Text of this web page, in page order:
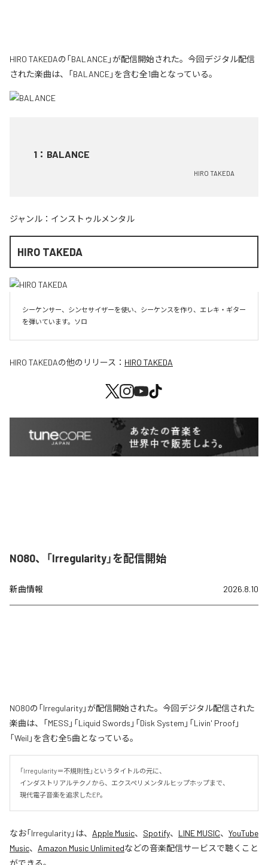
HIRO TAKEDAの「BALANCE」が配信開始された。今回デジタル配信
された楽曲は、「BALANCE」を含む全1曲となっている。
1 ： BALANCE
HIRO TAKEDA
ジャンル： インストゥルメンタル
HIRO TAKEDA
シーケンサー、シンセサイザーを使い、シーケンスを作り、エレキ・ギター
を弾いています。ソロ
HIRO TAKEDAの他のリリース： HIRO TAKEDA
NO80、「Irregularity」を配信開始
新曲情報 2026.8.10
NO80の「Irregularity」が配信開始された。今回デジタル配信された
楽曲は、「MESS」「Liquid Swords」「Disk System」「Livin' Proof」
「Weil」を含む全5曲となっている。
「Irregularity＝不規則性」というタイトルの元に、
インダストリアルテクノから、エクスペリメンタルヒップホップまで、
現代電子音楽を追求したEP。
なお「Irregularity」は、 Apple Music、 Spotify、 LINE MUSIC、 YouTube
Music、 Amazon Music Unlimitedなどの音楽配信サービスで聴くこと